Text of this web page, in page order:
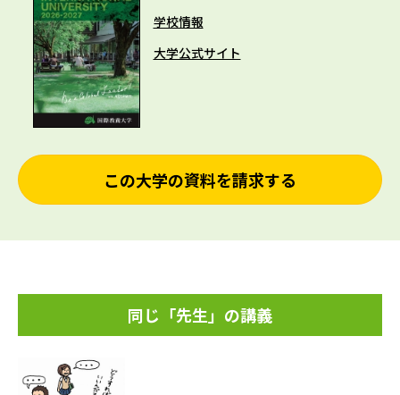
学校情報
大学公式サイト
この大学の資料を請求する
同じ「先生」の講義